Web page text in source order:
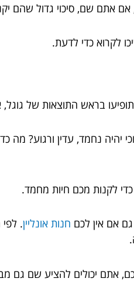
אתם שם, סיכוי גדול שהם
לקרוא כדי לדעת.
בראש התוצאות של גוגל,
נחמד, עדין ורגוע? מה
לקנות מכם חיות מחמד.
אם אין לכם חנות אונליין.
אתם יכולים להציע שם גם